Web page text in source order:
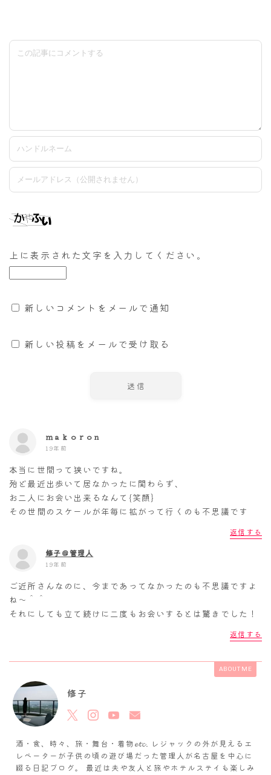
上に表示された文字を入力してください。
新しいコメントをメールで通知
新しい投稿をメールで受け取る
ｍａｋｏｒｏｎ
19年前
本当に世間って狭いですね。
殆ど最近出歩いて居なかったに関わらず、
お二人にお会い出来るなんて{笑顔}
その世間のスケールが年毎に拡がって行くのも不思議です
返信する
修子＠管理人
19年前
ご近所さんなのに、今まであってなかったのも不思議ですよ
ね～＾＾
それにしても立て続けに二度もお会いするとは驚きでした！
返信する
ABOUT ME
修子
酒・食、時々、旅・舞台・着物𝓮𝓽𝓬. レジャックの外が見えるエ
レベーターが子供の頃の遊び場だった管理人が名古屋を中心に
綴る日記ブログ。 最近は夫や友人と旅やホテルステイも楽しみ